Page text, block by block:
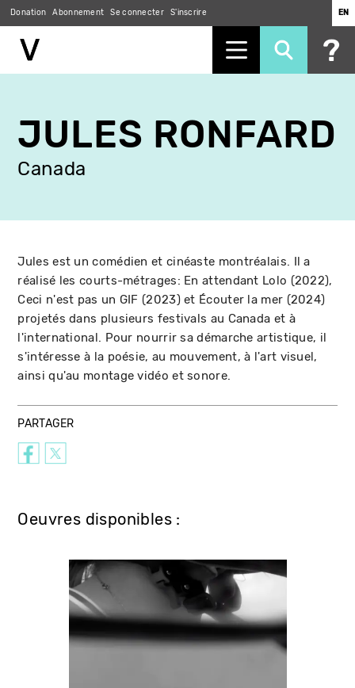
contenu
principal
Donation Abonnement Se connecter S'inscrire EN
JULES RONFARD
Canada
Jules est un comédien et cinéaste montréalais. Il a
réalisé les courts-métrages: En attendant Lolo (2022),
Ceci n'est pas un GIF (2023) et Écouter la mer (2024)
projetés dans plusieurs festivals au Canada et à
l'international. Pour nourrir sa démarche artistique, il
s'intéresse à la poésie, au mouvement, à l'art visuel,
ainsi qu'au montage vidéo et sonore.
PARTAGER
Oeuvres disponibles :